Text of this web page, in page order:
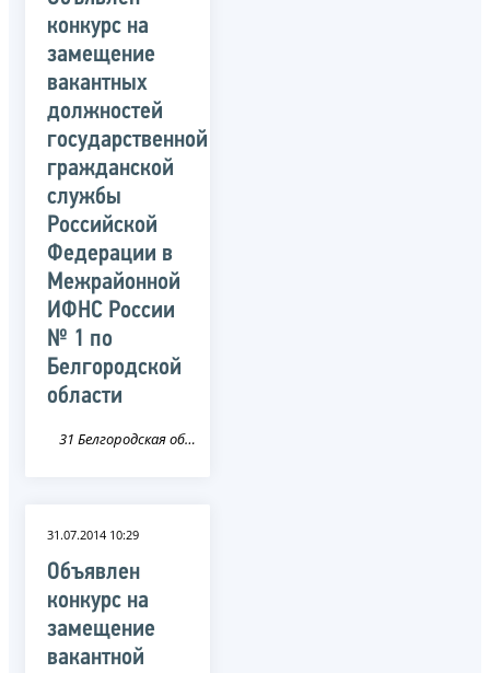
конкурс на
замещение
вакантных
должностей
государственной
гражданской
службы
Российской
Федерации в
Межрайонной
ИФНС России
№ 1 по
Белгородской
области
31 Белгородская область
31.07.2014 10:29
Объявлен
конкурс на
замещение
вакантной